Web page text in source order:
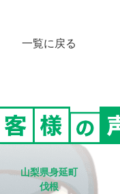
一覧に戻る
山梨県身延町
伐根